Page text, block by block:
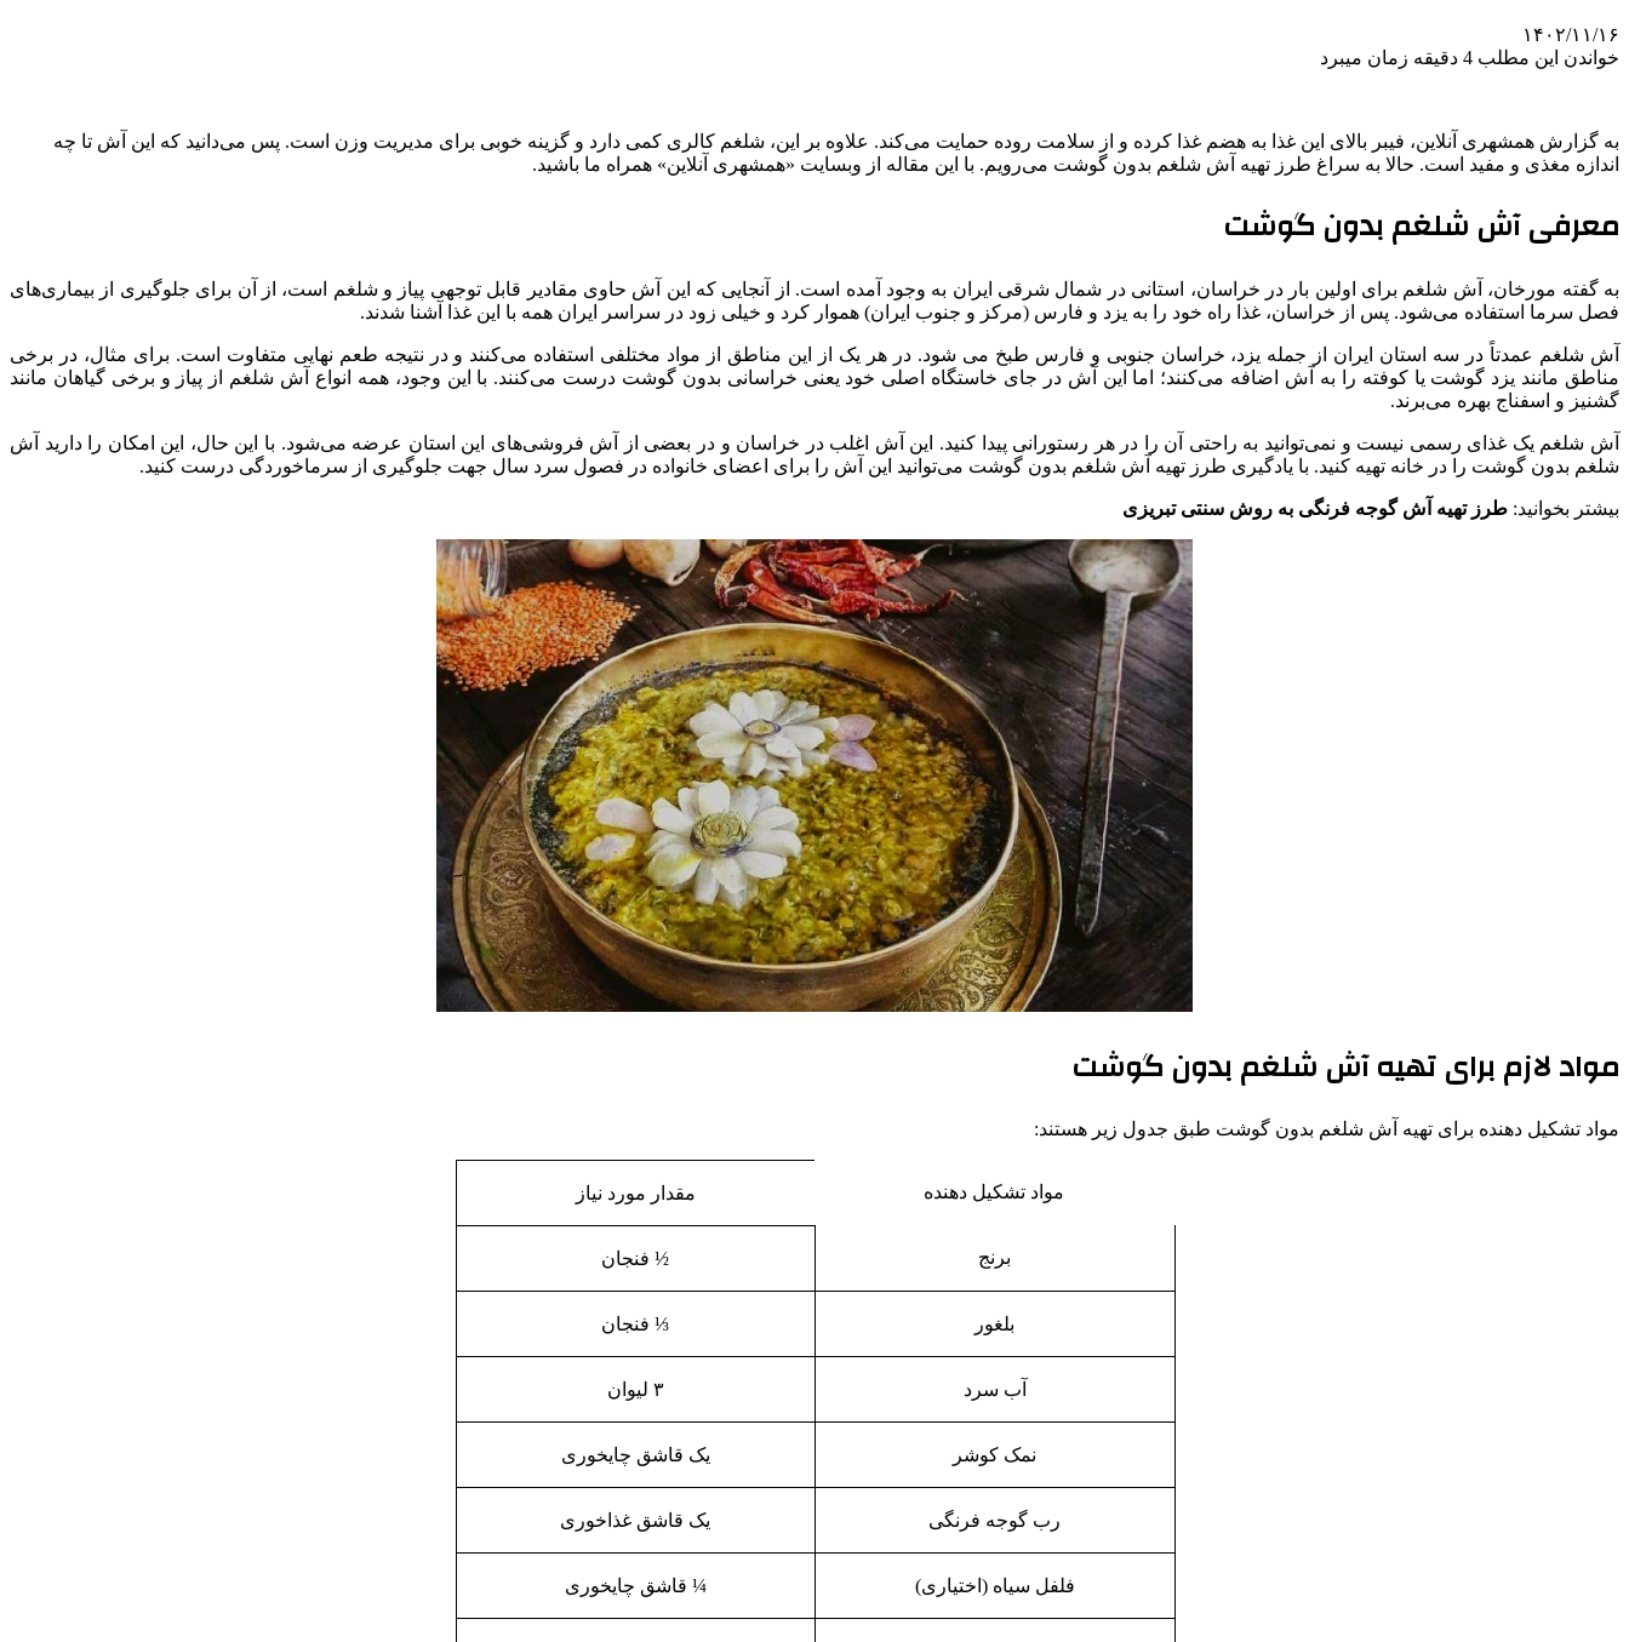
۱۴۰۲/۱۱/۱۶
خواندن این مطلب 4 دقیقه زمان میبرد
به گزارش همشهری آنلاین، فیبر بالای این غذا به هضم غذا کرده و از سلامت روده حمایت می‌کند. علاوه بر این، شلغم کالری کمی دارد و گزینه خوبی برای مدیریت وزن است. پس می‌دانید که این آش تا چه
اندازه مغذی و مفید است. حالا به سراغ طرز تهیه آش شلغم بدون گوشت می‌رویم. با این مقاله از وبسایت «همشهری آنلاین» همراه ما باشید.
معرفی آش شلغم بدون گوشت
به گفته مورخان، آش شلغم برای اولین بار در خراسان، استانی در شمال شرقی ایران به وجود آمده است. از آنجایی که این آش حاوی مقادیر قابل توجهی پیاز و شلغم است، از آن برای جلوگیری از بیماری‌های
فصل سرما استفاده می‌شود. پس از خراسان، غذا راه خود را به یزد و فارس (مرکز و جنوب ایران) هموار کرد و خیلی زود در سراسر ایران همه با این غذا آشنا شدند.
آش شلغم عمدتاً در سه استان ایران از جمله یزد، خراسان جنوبی و فارس طبخ می شود. در هر یک از این مناطق از مواد مختلفی استفاده می‌کنند و در نتیجه طعم نهایی متفاوت است. برای مثال، در برخی
مناطق مانند یزد گوشت یا کوفته را به آش اضافه می‌کنند؛ اما این آش در جای خاستگاه اصلی خود یعنی خراسانی بدون گوشت درست می‌کنند. با این وجود، همه انواع آش شلغم از پیاز و برخی گیاهان مانند
گشنیز و اسفناج بهره می‌برند.
آش شلغم یک غذای رسمی نیست و نمی‌توانید به راحتی آن را در هر رستورانی پیدا کنید. این آش اغلب در خراسان و در بعضی از آش فروشی‌های این استان عرضه می‌شود. با این حال، این امکان را دارید آش
شلغم بدون گوشت را در خانه تهیه کنید. با یادگیری طرز تهیه آش شلغم بدون گوشت می‌توانید این آش را برای اعضای خانواده در فصول سرد سال جهت جلوگیری از سرماخوردگی درست کنید.
بیشتر بخوانید: طرز تهیه آش گوجه فرنگی به روش سنتی تبریزی
مواد لازم برای تهیه آش شلغم بدون گوشت
مواد تشکیل دهنده برای تهیه آش شلغم بدون گوشت طبق جدول زیر هستند:
مواد تشکیل دهنده مقدار مورد نیاز
برنج ½ فنجان
بلغور ⅓ فنجان
آب سرد ۳ لیوان
نمک کوشر یک قاشق چایخوری
رب گوجه فرنگی یک قاشق غذاخوری
فلفل سیاه (اختیاری) ¼ قاشق چایخوری